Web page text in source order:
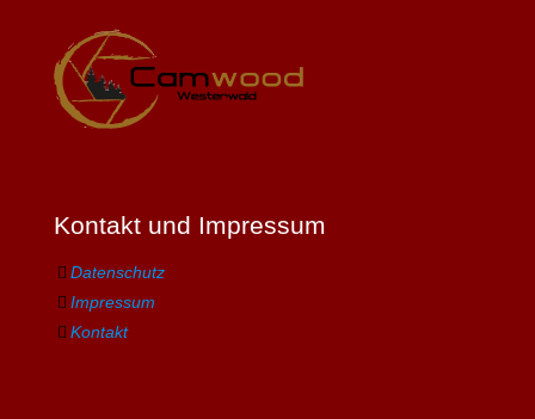
Kontakt und Impressum
Datenschutz
Impressum
Kontakt